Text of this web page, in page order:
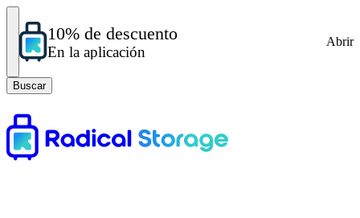
10% de descuento
En la aplicación
Abrir
Buscar